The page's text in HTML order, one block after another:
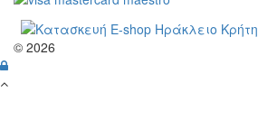
© 2026